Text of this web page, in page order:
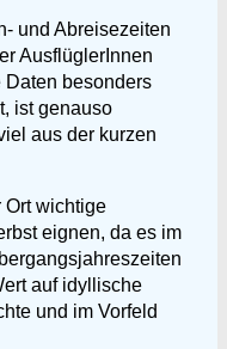
und Abreisezeiten
AusflüglerInnen
Daten besonders
ist genauso
aus der kurzen
Ort wichtige
eignen, da es im
auf idyllische
und im Vorfeld